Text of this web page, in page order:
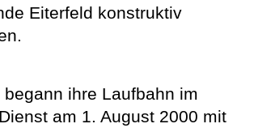
Eiterfeld konstruktiv
begann ihre Laufbahn im
am 1. August 2000 mit